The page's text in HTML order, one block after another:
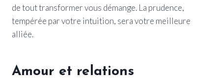
de tout transformer vous démange. La prudence,
tempérée par votre intuition, sera votre meilleure
alliée.
Amour et relations